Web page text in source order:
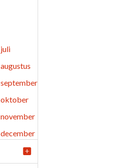
juli
augustus
september
oktober
november
december